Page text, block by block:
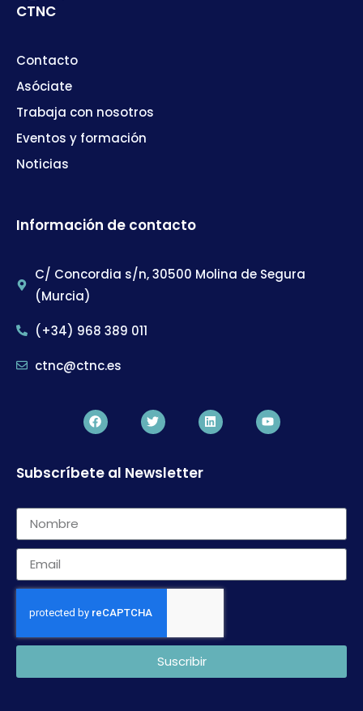
CTNC
Contacto
Asóciate
Trabaja con nosotros
Eventos y formación
Noticias
Información de contacto
C/ Concordia s/n, 30500 Molina de Segura
(Murcia)
(+34) 968 389 011
ctnc@ctnc.es
Subscríbete al Newsletter
Suscribir